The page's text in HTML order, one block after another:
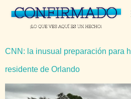
CNN: la inusual preparación para
residente de Orlando